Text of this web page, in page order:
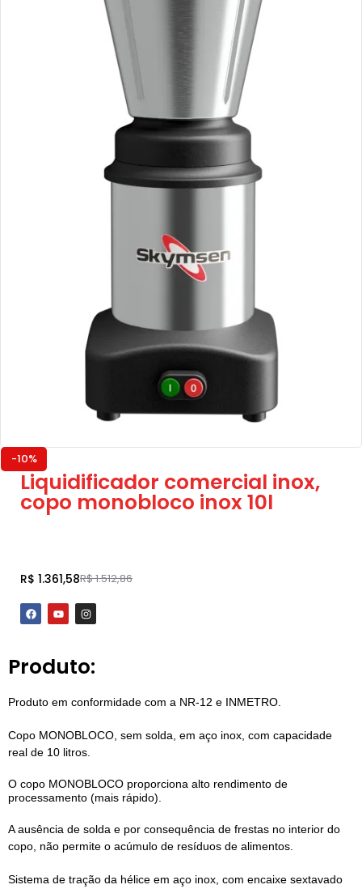
-10%
Liquidificador comercial inox,
copo monobloco inox 10l
R$1.512,86
R$ 1.361,58
Produto:
Produto em conformidade com a NR-12 e INMETRO.
Copo MONOBLOCO, sem solda, em aço inox, com capacidade
real de 10 litros.
O copo MONOBLOCO proporciona alto rendimento de
processamento (mais rápido).
A ausência de solda e por consequência de frestas no interior do
copo, não permite o acúmulo de resíduos de alimentos.
Sistema de tração da hélice em aço inox, com encaixe sextavado